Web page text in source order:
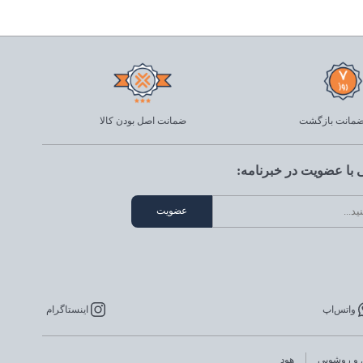
ضمانت اصل بودن کالا
عضویت در خبرنامه:
واتس‌اپ اینستاگرام
و روشویی هود